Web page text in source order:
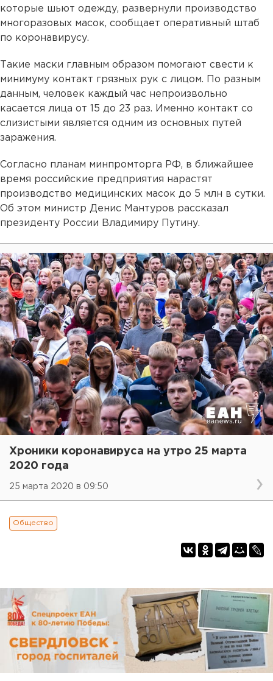
которые шьют одежду, развернули производство
многоразовых масок, сообщает оперативный штаб
по коронавирусу.
Такие маски главным образом помогают свести к
минимуму контакт грязных рук с лицом. По разным
данным, человек каждый час непроизвольно
касается лица от 15 до 23 раз. Именно контакт со
слизистыми является одним из основных путей
заражения.
Согласно планам минпромторга РФ, в ближайшее
время российские предприятия нарастят
производство медицинских масок до 5 млн в сутки.
Об этом министр Денис Мантуров рассказал
президенту России Владимиру Путину.
Хроники коронавируса на утро 25 марта
2020 года
25 марта 2020 в 09:50
Общество